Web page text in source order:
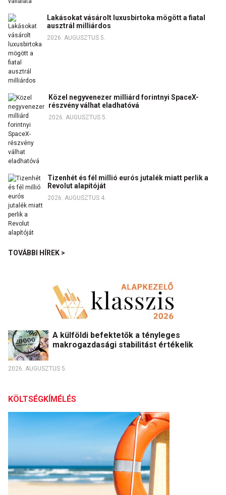
Lakásokat vásárolt luxusbirtoka mögött a fiatal
ausztrál milliárdos
2026. AUGUSZTUS 5.
Közel negyvenezer milliárd forintnyi SpaceX-
részvény válhat eladhatóvá
2026. AUGUSZTUS 5.
Tizenhét és fél millió eurós jutalék miatt perlik a
Revolut alapítóját
2026. AUGUSZTUS 4.
TOVÁBBI HÍREK >
A külföldi befektetők a tényleges
makrogazdasági stabilitást értékelik
2026. AUGUSZTUS 5.
KÖLTSÉGKÍMÉLÉS